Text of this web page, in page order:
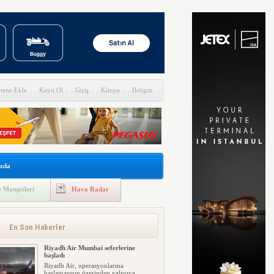
Ekle Kayıt Ol Giriş Künye İletişim
Manşetleri Hava Radar
En Son Haberler
Riyadh Air Mumbai seferlerine
başladı
Riyadh Air, operasyonlarına